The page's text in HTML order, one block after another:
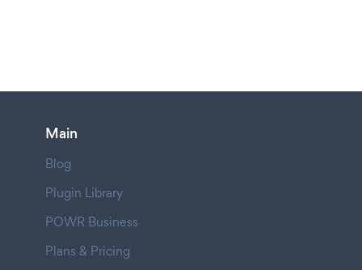
Main
Blog
Plugin Library
POWR Business
Plans & Pricing